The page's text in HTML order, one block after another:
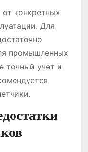
от конкретных
Для
промышленных
точный учет и